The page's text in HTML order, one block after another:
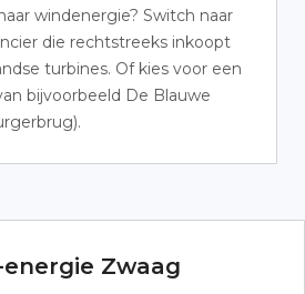
windenergie? Switch naar
die rechtstreeks inkoopt
turbines. Of kies voor een
bijvoorbeeld De Blauwe
Zwaag